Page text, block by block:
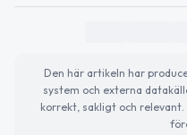
Den här artikeln har
system och externa
korrekt, sakligt och